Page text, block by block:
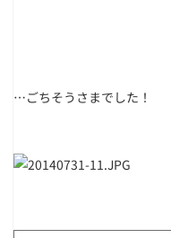
…ごちそうさまでした！